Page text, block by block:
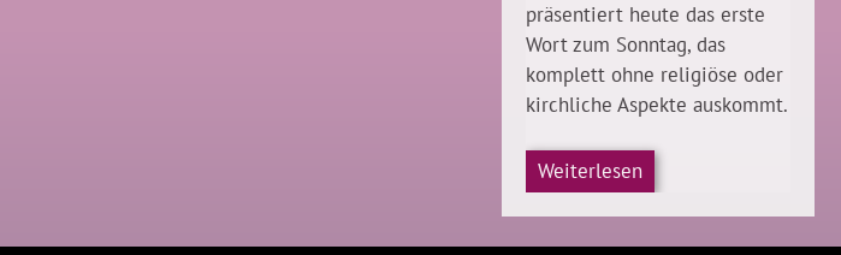
präsentiert heute das erste
Wort zum Sonntag, das
komplett ohne religiöse oder
kirchliche Aspekte auskommt.
Weiterlesen